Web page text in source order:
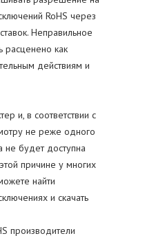
RoHS через
Неправильное
расценено как
действиям и
и, в соответствии с
не реже одного
не будет доступна
причине у многих
найти
и скачать
производители